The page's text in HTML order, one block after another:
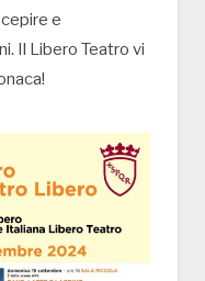
e
Il Libero Teatro vi